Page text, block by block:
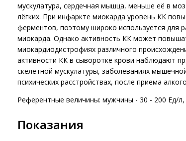
мускулатура, сердечная мышца, меньше её в
лёгких. При инфаркте миокарда уровень КК
ферментов, поэтому широко используется для
миокарда. Однако активность КК может
миокардиодистрофиях различного
активности КК в сыворотке крови наблюдают
скелетной мускулатуры, заболеваниях
психических расстройствах, после приема
Референтные величины: мужчины - 30 - 200 Ед/
Показания